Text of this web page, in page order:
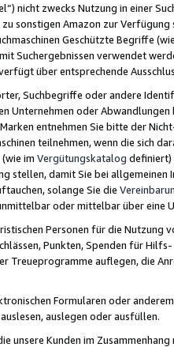
nicht zwecks Nutzung in einer
sonstigen Amazon zur
Geschützte Begriffe
Suchergebnissen verwendet
über entsprechende
Suchbegriffe oder andere
Unternehmen oder
entnehmen Sie bitte der
teilnehmen, wenn die sich
im Vergütungskatalog definiert)
stellen, damit Sie bei
solange Sie die
oder mittelbar über eine
Personen für die Nutzung
Punkten, Spenden für
Treueprogramme auflegen, die
Formularen oder
auslegen oder ausfüllen.
unsere Kunden im